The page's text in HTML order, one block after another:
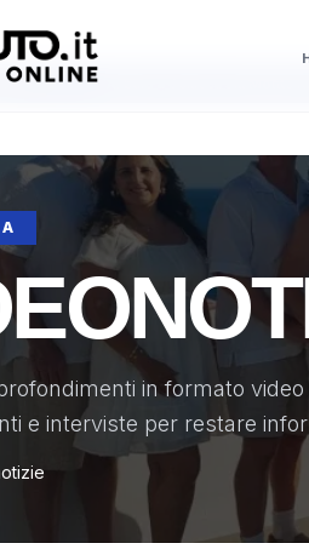
via Monte Kronio, i ladri di rame rubano 13
in formato
e interviste per restare